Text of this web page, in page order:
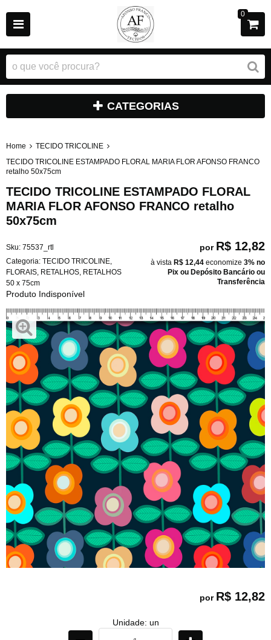
0
CATEGORIAS
Home
TECIDO TRICOLINE
TECIDO TRICOLINE ESTAMPADO FLORAL MARIA FLOR AFONSO FRANCO
retalho 50x75cm
TECIDO TRICOLINE ESTAMPADO FLORAL
MARIA FLOR AFONSO FRANCO retalho
50x75cm
Sku: 75537_rtl
Categoria: TECIDO TRICOLINE
FLORAIS RETALHOS RETALHOS
50 x 75cm
Produto Indisponível
por R$ 12,82
à vista R$ 12,44 economize 3% no
Pix ou Depósito Bancário ou
Transferência
por R$ 12,82
Unidade: un